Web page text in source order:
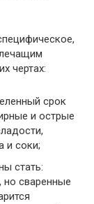
чертах:
срок
и острые
и соки;
стать:
сваренные